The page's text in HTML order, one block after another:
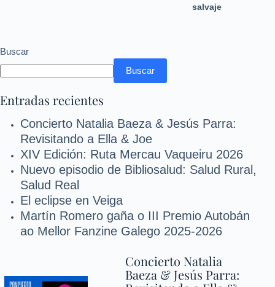
salvaje
Buscar
Buscar
Entradas recientes
Concierto Natalia Baeza & Jesús Parra:
Revisitando a Ella & Joe
XIV Edición: Ruta Mercau Vaqueiru 2026
Nuevo episodio de Bibliosalud: Salud Rural,
Salud Real
El eclipse en Veiga
Martín Romero gaña o III Premio Autobán
ao Mellor Fanzine Galego 2025-2026
Concierto Natalia
Baeza & Jesús Parra: